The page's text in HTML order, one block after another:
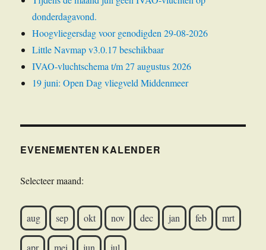
donderdagavond.
Hoogvliegersdag voor genodigden 29-08-2026
Little Navmap v3.0.17 beschikbaar
IVAO-vluchtschema t/m 27 augustus 2026
19 juni: Open Dag vliegveld Middenmeer
EVENEMENTEN KALENDER
Selecteer maand:
aug sep okt nov dec jan feb mrt
apr mei jun jul